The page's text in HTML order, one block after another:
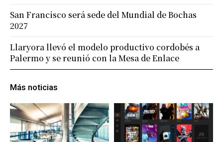
Más noticias
San Francisco será sede del Mundial de Bochas
2027
Llaryora llevó el modelo productivo cordobés a
Palermo y se reunió con la Mesa de Enlace